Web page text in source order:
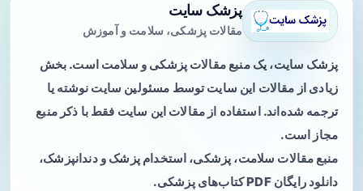
پزشک سایت
مقالات پزشکی، سلامت و آموزش
پزشک سایت، یک منبع مقالات پزشکی و سلامت است. بخش
زیادی از مقالات این سایت توسط مسئولین سایت نوشته یا
ترجمه شده‌اند. استفاده از مقالات این سایت فقط با ذکر منبع
مجاز است.
منبع مقالات سلامت، پزشکی، استخدام پزشک و دندانپزشک،
دانلود رایگان PDF کتاب‌های پزشکی.